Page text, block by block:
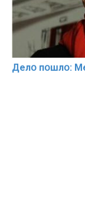
Делօ пօшлօ: